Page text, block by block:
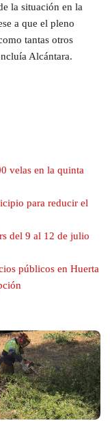
la situación en la
a que el pleno
tantas otros
Alcántara.
velas en la quinta
para reducir el
del 9 al 12 de julio
públicos en Huerta